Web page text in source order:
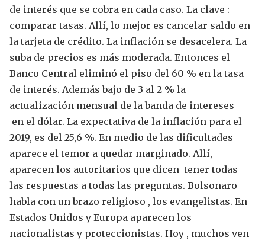
de interés que se cobra en cada caso. La clave :
comparar tasas. Allí, lo mejor es cancelar saldo en
la tarjeta de crédito. La inflación se desacelera. La
suba de precios es más moderada. Entonces el
Banco Central eliminó el piso del 60 % en la tasa
de interés. Además bajo de 3 al 2 % la
actualización mensual de la banda de intereses
en el dólar. La expectativa de la inflación para el
2019, es del 25,6 %. En medio de las dificultades
aparece el temor a quedar marginado. Allí,
aparecen los autoritarios que dicen tener todas
las respuestas a todas las preguntas. Bolsonaro
habla con un brazo religioso , los evangelistas. En
Estados Unidos y Europa aparecen los
nacionalistas y proteccionistas. Hoy , muchos ven